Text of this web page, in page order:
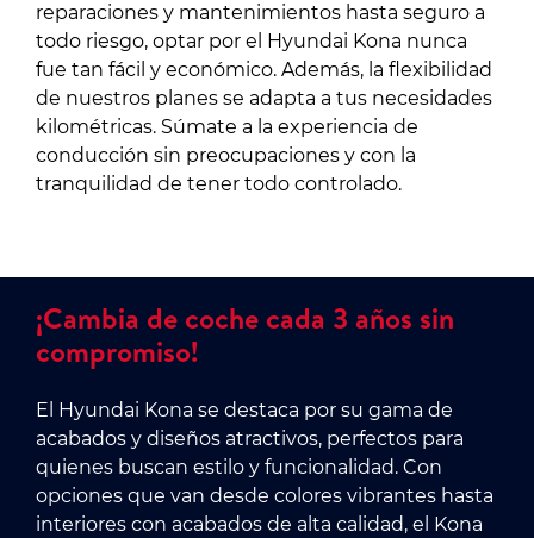
reparaciones y mantenimientos hasta seguro a
todo riesgo, optar por el Hyundai Kona nunca
fue tan fácil y económico. Además, la flexibilidad
de nuestros planes se adapta a tus necesidades
kilométricas. Súmate a la experiencia de
conducción sin preocupaciones y con la
tranquilidad de tener todo controlado.
¡Cambia de coche cada 3 años sin
compromiso!
El Hyundai Kona se destaca por su gama de
acabados y diseños atractivos, perfectos para
quienes buscan estilo y funcionalidad. Con
opciones que van desde colores vibrantes hasta
interiores con acabados de alta calidad, el Kona